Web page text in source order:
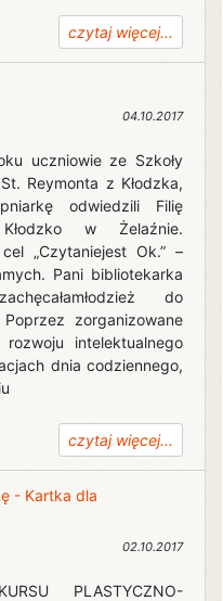
czytaj więcej...
04.10.2017
uczniowie ze Szkoły
Reymonta z Kłodzka,
odwiedzili Filię
w Żelaźnie.
„Czytaniejest Ok.” –
Pani bibliotekarka
do
zorganizowane
rozwoju intelektualnego
dnia codziennego,
czytaj więcej...
- Kartka dla
02.10.2017
PLASTYCZNO-